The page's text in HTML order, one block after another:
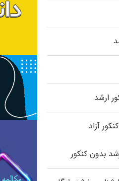
ارشد
آزاد
بدون کنکور